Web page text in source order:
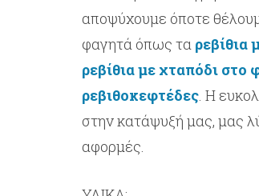
αποψύχουμε όποτε
φαγητά όπως τα ρεβίθια
ρεβίθια με χταπόδι στο
ρεβιθοκεφτέδες. Η
στην κατάψυξή μας, μας
αφορμές.